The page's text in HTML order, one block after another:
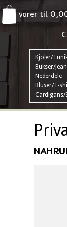
varer til
Kjoler/
Bukser/
Nederdele
Bluser/T-
Cardigans/